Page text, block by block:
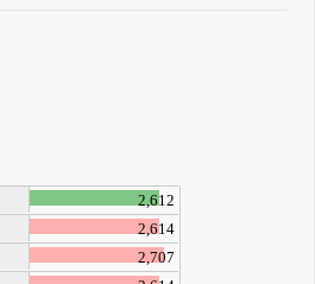
2,612
2,614
2,707